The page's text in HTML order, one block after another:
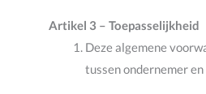
Artikel 3 – Toepasselijkheid
Deze algemene
tussen ondernemer